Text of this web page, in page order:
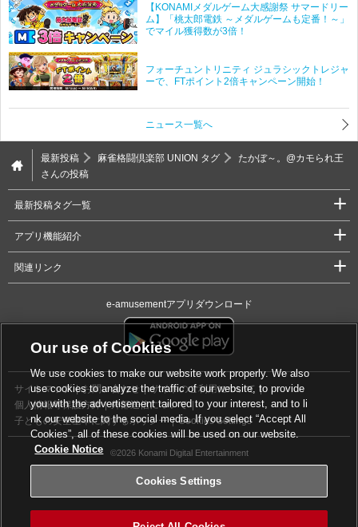
【KONAMIメダルゲーム大感謝祭 サマードリー
ム】「桃太郎電鉄 ～メダルゲームも定番！～」
でマイル獲得数が3倍！
フォーチュントリニティ ジュラシックトレジャ
ーで、FTポイント2倍キャンペーン開始！
ニュース一覧へ
最新投稿 麻雀格闘倶楽部 UNION タグ
たかぼ～。@カモられ王
さんの投稿
最新投稿タグ一覧
アプリ機能紹介
関連リンク
e-amusementアプリダウンロード
サイトマップ お問い合わせ
サイトのご利用について
個人情報等保護方針
外部送信について
子どもの安全基準に関するポリシー
Cookies Settings
©2026 Konami Digital Entertainment
Our use of Cookies
We use cookies to make our website work properly. We also
use cookies to analyze the traffic of our website, to provide
you with the advertisement tailored to your interest, and to li
nk our website to the social media. If you select “Accept All
Cookies”, all of these cookies will be used on our website.
Cookie Notice
Cookies Settings